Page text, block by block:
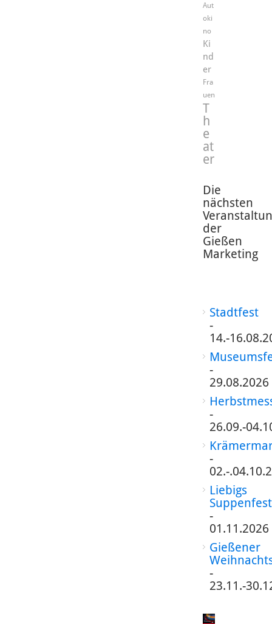
Aut
oki
no
Ki
nd
er
Fra
uen
T
h
e
at
er
Die
nächsten
der
Gießen
Marketing
Stadtfest
-
14.-
-
29.08.2026
-
26.09.-
-
02.-
Liebigs
Suppenfest
-
01.11.2026
Gießener
-
23.11.-